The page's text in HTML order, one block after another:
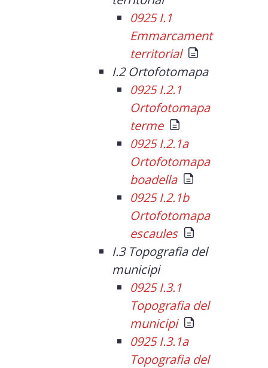
0925 I.1
Emmarcament
territorial
I.2 Ortofotomapa
0925 I.2.1
Ortofotomapa
terme
0925 I.2.1a
Ortofotomapa
boadella
0925 I.2.1b
Ortofotomapa
escaules
I.3 Topografia del
municipi
0925 I.3.1
Topografia del
municipi
0925 I.3.1a
Topografia del